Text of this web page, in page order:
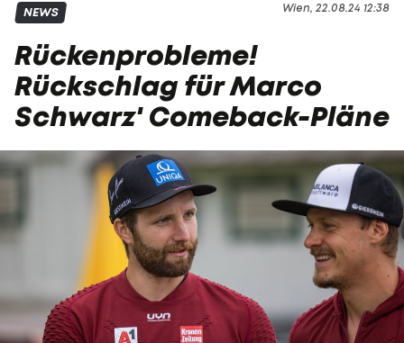
Wien, 22.08.24 12:38
NEWS
Rückenprobleme!
Rückschlag für Marco
Schwarz' Comeback-Pläne